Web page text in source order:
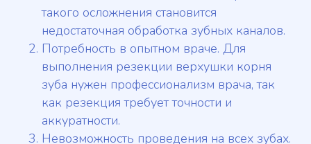
такого осложнения становится
недостаточная обработка зубных каналов.
Потребность в опытном враче. Для
выполнения резекции верхушки корня
зуба нужен профессионализм врача, так
как резекция требует точности и
аккуратности.
Невозможность проведения на всех зубах.